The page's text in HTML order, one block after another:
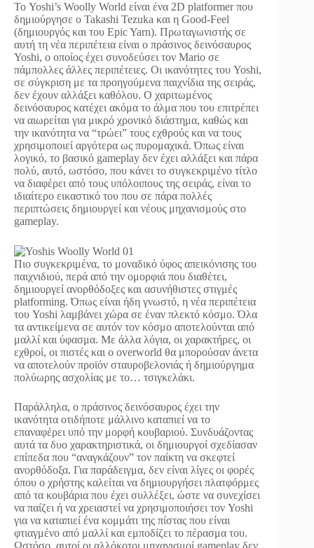
Το Yoshi’s Woolly World είναι ένα 2D platformer που
δημιούργησε o Takashi Tezuka και η Good-Feel
(δημιουργός και του Epic Yarn). Πρωταγωνιστής σε
αυτή τη νέα περιπέτεια είναι ο πράσινος δεινόσαυρος
Yoshi, ο οποίος έχει συνοδεύσει τον Mario σε
πάμπολλες άλλες περιπέτειες. Οι ικανότητες του Yoshi,
σε σύγκριση με τα προηγούμενα παιχνίδια της σειράς,
δεν έχουν αλλάξει καθόλου. Ο χαριτωμένος
δεινόσαυρος κατέχει ακόμα το άλμα που του επιτρέπει
να αιωρείται για μικρό χρονικό διάστημα, καθώς και
την ικανότητα να “τρώει” τους εχθρούς και να τους
χρησιμοποιεί αργότερα ως πυρομαχικά. Όπως είναι
λογικό, το βασικό gameplay δεν έχει αλλάξει και πάρα
πολύ, αυτό, ωστόσο, που κάνει το συγκεκριμένο τίτλο
να διαφέρει από τους υπόλοιπους της σειράς, είναι το
ιδιαίτερο εικαστικό του που σε πάρα πολλές
περιπτώσεις δημιουργεί και νέους μηχανισμούς στο
gameplay.
Πιο συγκεκριμένα, το μοναδικό ύφος απεικόνισης του
παιχνιδιού, περά από την ομορφιά που διαθέτει,
δημιουργεί ανορθόδοξες και ασυνήθιστες στιγμές
platforming. Όπως είναι ήδη γνωστό, η νέα περιπέτεια
του Yoshi λαμβάνει χώρα σε έναν πλεκτό κόσμο. Όλα
τα αντικείμενα σε αυτόν τον κόσμο αποτελούνται από
μαλλί και ύφασμα. Με άλλα λόγια, οι χαρακτήρες, οι
εχθροί, οι πιστές και ο overworld θα μπορούσαν άνετα
να αποτελούν προϊόν σταυροβελονιάς ή δημιούργημα
πολύωρης ασχολίας με το… τσιγκελάκι.
Παράλληλα, ο πράσινος δεινόσαυρος έχει την
ικανότητα οτιδήποτε μάλλινο καταπιεί να το
επαναφέρει υπό την μορφή κουβαριού. Συνδυάζοντας
αυτά τα δυο χαρακτηριστικά, οι δημιουργοί σχεδίασαν
επίπεδα που “αναγκάζουν” τον παίκτη να σκεφτεί
ανορθόδοξα. Για παράδειγμα, δεν είναι λίγες οι φορές
όπου ο χρήστης καλείται να δημιουργήσει πλατφόρμες
από τα κουβάρια που έχει συλλέξει, ώστε να συνεχίσει
να παίζει ή να χρειαστεί να χρησιμοποιήσει τον Yoshi
για να καταπιεί ένα κομμάτι της πίστας που είναι
φτιαγμένο από μαλλί και εμποδίζει το πέρασμα του.